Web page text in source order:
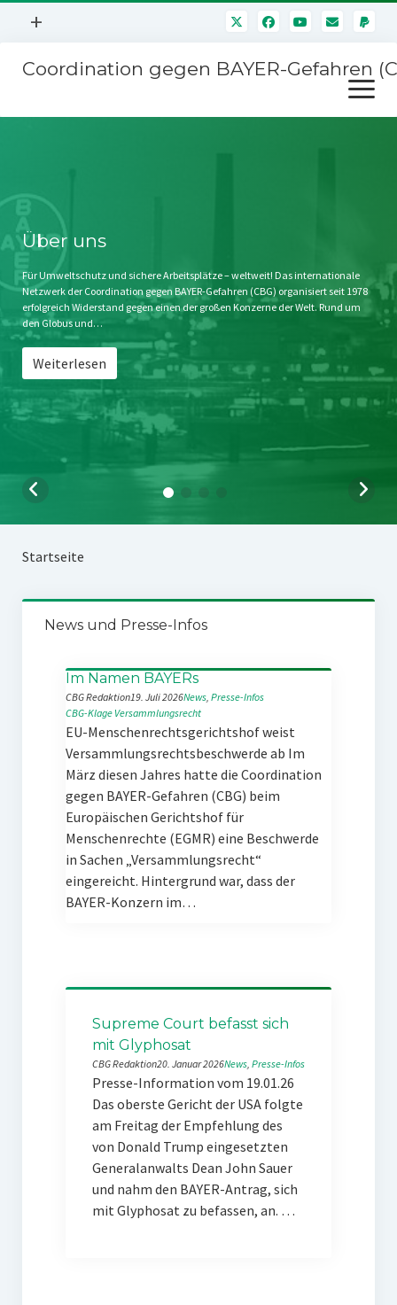
Menü
+
Mitmachen
Kontakt
Impressum
Störfälle
Coordination gegen BAYER-Gefahren
Menü
öffnen
Stichwort BAYER
Jahrestagung
SPENDEN
Über uns
Für Umweltschutz und sichere Arbeitsplätze – weltweit! Das internationale
Netzwerk der Coordination gegen BAYER-Gefahren (CBG) organisiert seit 1978
erfolgreich Widerstand gegen einen der großen Konzerne der Welt. Rund um
den Globus und…
Weiterlesen
Startseite
News und Presse-Infos
Im Namen BAYERs
CBG Redaktion19. Juli 2026News, Presse-Infos
CBG-Klage Versammlungsrecht
EU-Menschenrechtsgerichtshof weist
Versammlungsrechtsbeschwerde ab Im
März diesen Jahres hatte die Coordination
gegen BAYER-Gefahren (CBG) beim
Europäischen Gerichtshof für
Menschenrechte (EGMR) eine Beschwerde
in Sachen „Versammlungsrecht“
eingereicht. Hintergrund war, dass der
BAYER-Konzern im…
Supreme Court befasst sich
mit Glyphosat
CBG Redaktion20. Januar 2026News, Presse-Infos
Presse-Information vom 19.01.26
Das oberste Gericht der USA folgte
am Freitag der Empfehlung des
von Donald Trump eingesetzten
Generalanwalts Dean John Sauer
und nahm den BAYER-Antrag, sich
mit Glyphosat zu befassen, an. …